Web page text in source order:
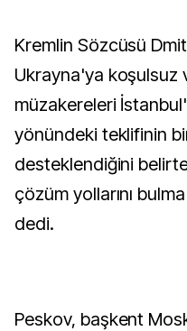
Kremlin Sözcüsü Dmitriy Peskov, Rusya'nın,
Ukrayna'ya koşulsuz
müzakereleri
yönündeki teklifinin
desteklendiğini
çözüm yollarını
dedi.
Peskov, başkent